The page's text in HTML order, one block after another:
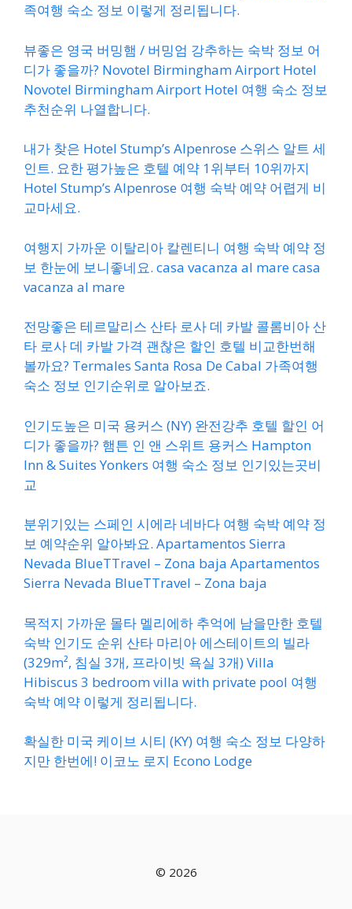
족여행 숙소 정보 이렇게 정리됩니다.
뷰좋은 영국 버밍햄 / 버밍엄 강추하는 숙박 정보 어
디가 좋을까? Novotel Birmingham Airport Hotel
Novotel Birmingham Airport Hotel 여행 숙소 정보
추천순위 나열합니다.
내가 찾은 Hotel Stump’s Alpenrose 스위스 알트 세
인트. 요한 평가높은 호텔 예약 1위부터 10위까지
Hotel Stump’s Alpenrose 여행 숙박 예약 어렵게 비
교마세요.
여행지 가까운 이탈리아 칼렌티니 여행 숙박 예약 정
보 한눈에 보니좋네요. casa vacanza al mare casa
vacanza al mare
전망좋은 테르말리스 산타 로사 데 카발 콜롬비아 산
타 로사 데 카발 가격 괜찮은 할인 호텔 비교한번해
볼까요? Termales Santa Rosa De Cabal 가족여행
숙소 정보 인기순위로 알아보죠.
인기도높은 미국 용커스 (NY) 완전강추 호텔 할인 어
디가 좋을까? 햄튼 인 앤 스위트 용커스 Hampton
Inn & Suites Yonkers 여행 숙소 정보 인기있는곳비
교
분위기있는 스페인 시에라 네바다 여행 숙박 예약 정
보 예약순위 알아봐요. Apartamentos Sierra
Nevada BlueTTravel – Zona baja Apartamentos
Sierra Nevada BlueTTravel – Zona baja
목적지 가까운 몰타 멜리에하 추억에 남을만한 호텔
숙박 인기도 순위 산타 마리아 에스테이트의 빌라
(329m², 침실 3개, 프라이빗 욕실 3개) Villa
Hibiscus 3 bedroom villa with private pool 여행
숙박 예약 이렇게 정리됩니다.
확실한 미국 케이브 시티 (KY) 여행 숙소 정보 다양하
지만 한번에! 이코노 로지 Econo Lodge
© 2026